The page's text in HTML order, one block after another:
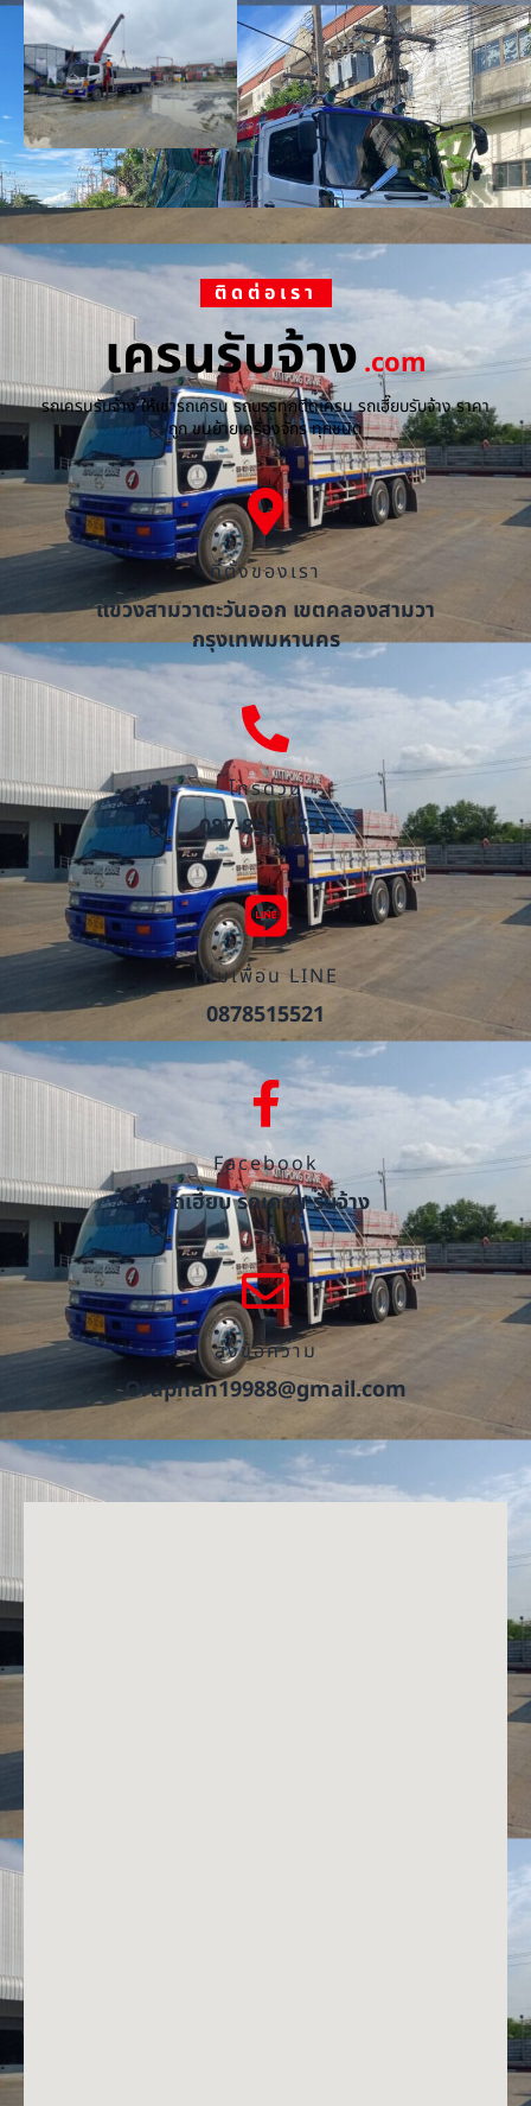
ติดต่อเรา
เครนรับจ้าง.com
รถเครนรับจ้าง ให้เช่ารถเครน รถบรรทุกติดเครน รถเฮี๊ยบรับจ้าง ราคา
ถูก ขนย้ายเครื่องจักร ทุกชนิด
ที่ตั้งของเรา
แขวงสามวาตะวันออก เขตคลองสามวา
กรุงเทพมหานคร
โทรด่วน
087-851-5521
เพิ่มเพื่อน LINE
0878515521
Facebook
รถเฮี๊ยบ รถเครน รับจ้าง
ส่งข้อความ
Oraphan19988@gmail.com